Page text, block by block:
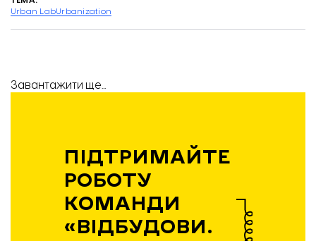
Urban LabUrbanization
Завантажити ще...
ПІДТРИМАЙТЕ
РОБОТУ
КОМАНДИ
«ВІДБУДОВИ.